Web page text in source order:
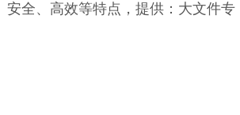
全、高效等特点，提供：大文件专